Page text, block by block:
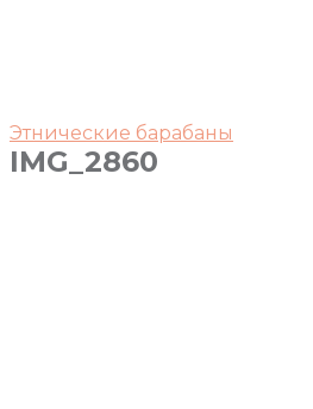
Этнические барабаны
IMG_2860